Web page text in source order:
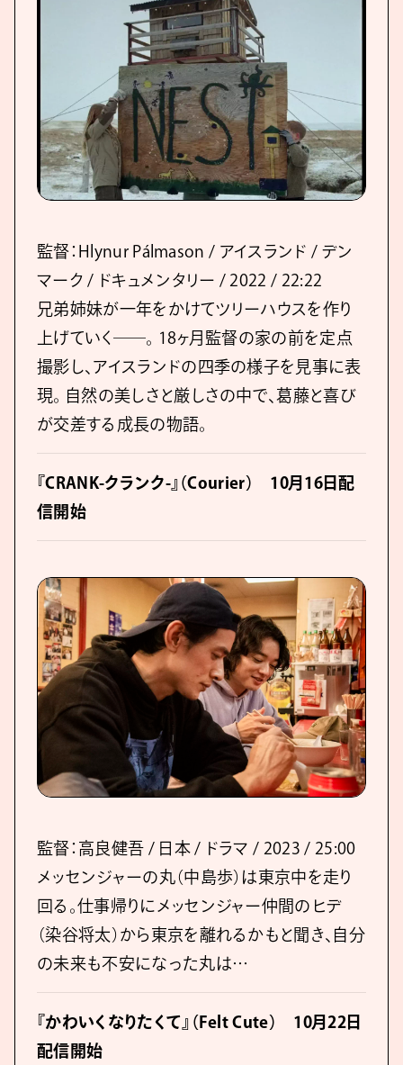
監督：Hlynur Pálmason / アイスランド / デン
マーク / ドキュメンタリー / 2022 / 22:22
兄弟姉妹が一年をかけてツリーハウスを作り
上げていく――。 18ヶ月監督の家の前を定点
撮影し、アイスランドの四季の様子を見事に表
現。 自然の美しさと厳しさの中で、葛藤と喜び
が交差する成長の物語。
『CRANK-クランク-』（Courier） 10月16日配
信開始
監督：高良健吾 / 日本 / ドラマ / 2023 / 25:00
メッセンジャーの丸（中島歩）は東京中を走り
回る。仕事帰りにメッセンジャー仲間のヒデ
（染谷将太）から東京を離れるかもと聞き、自分
の未来も不安になった丸は…
『かわいくなりたくて』（Felt Cute） 10月22日
配信開始